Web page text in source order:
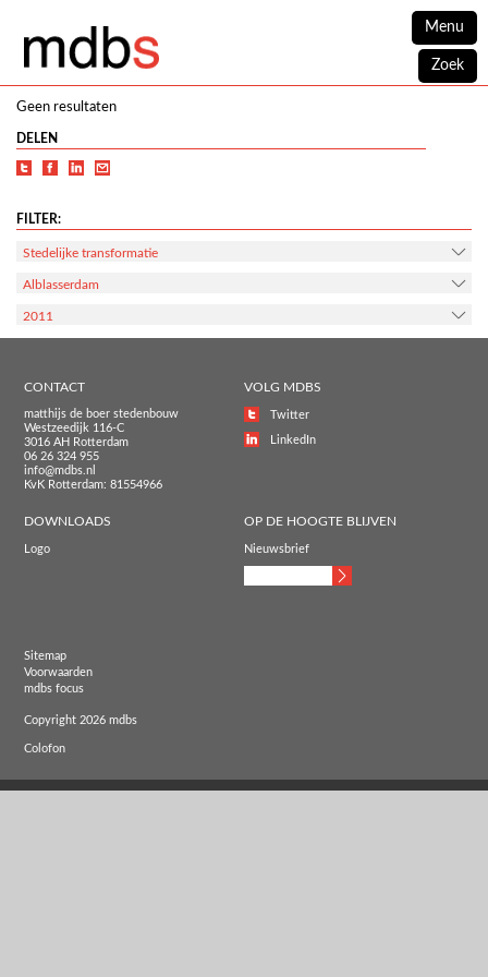
Menu
Zoek
Geen resultaten
DELEN
FILTER:
Stedelijke transformatie
Alblasserdam
2011
CONTACT
matthijs de boer stedenbouw
Westzeedijk 116-C
3016 AH Rotterdam
06 26 324 955
info@mdbs.nl
KvK Rotterdam: 81554966
VOLG MDBS
Twitter
LinkedIn
DOWNLOADS
Logo
OP DE HOOGTE BLIJVEN
Nieuwsbrief
Sitemap
Voorwaarden
mdbs focus
Copyright 2026 mdbs
Colofon